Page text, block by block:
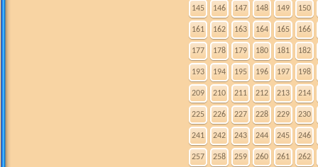
145 146 147 148 149 150
161 162 163 164 165 166
177 178 179 180 181 182
193 194 195 196 197 198
209 210 211 212 213 214
225 226 227 228 229 230
241 242 243 244 245 246
257 258 259 260 261 262